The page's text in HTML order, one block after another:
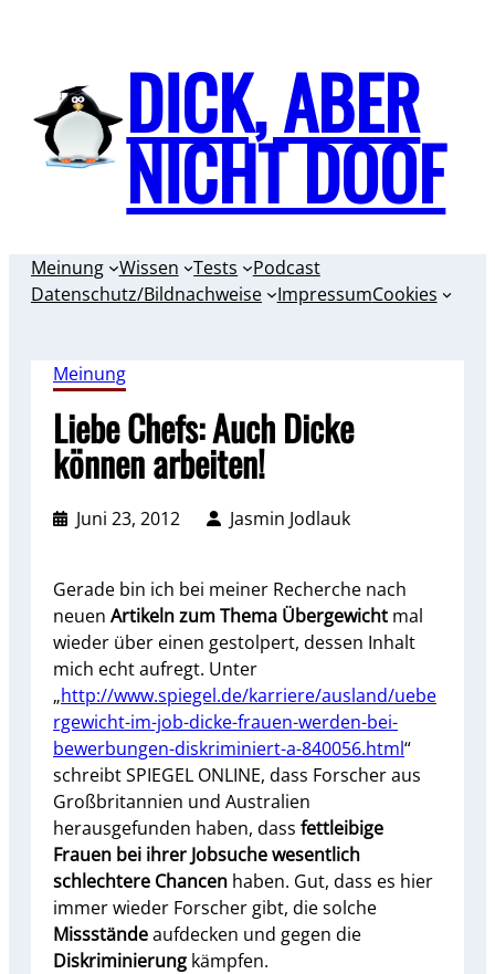
springen
DICK, ABER
NICHT DOOF
Meinung Wissen Tests
Podcast
Datenschutz/Bildnachweise
ImpressumCookies
Meinung
Liebe Chefs: Auch Dicke
können arbeiten!
Juni 23, 2012 Jasmin Jodlauk
Gerade bin ich bei meiner Recherche nach
neuen Artikeln zum Thema Übergewicht mal
wieder über einen gestolpert, dessen Inhalt
mich echt aufregt. Unter
„http://www.spiegel.de/karriere/ausland/uebe
rgewicht-im-job-dicke-frauen-werden-bei-
bewerbungen-diskriminiert-a-840056.html“
schreibt SPIEGEL ONLINE, dass Forscher aus
Großbritannien und Australien
herausgefunden haben, dass fettleibige
Frauen bei ihrer Jobsuche wesentlich
schlechtere Chancen haben. Gut, dass es hier
immer wieder Forscher gibt, die solche
Missständeaufdecken und gegen die
Diskriminierung kämpfen.